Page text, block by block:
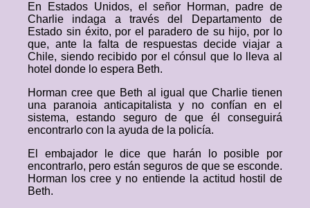
En Estados Unidos, el señor Horman, padre de
Charlie indaga a través del Departamento de
Estado sin éxito, por el paradero de su hijo, por lo
que, ante la falta de respuestas decide viajar a
Chile, siendo recibido por el cónsul que lo lleva al
hotel donde lo espera Beth.
Horman cree que Beth al igual que Charlie tienen
una paranoia anticapitalista y no confían en el
sistema, estando seguro de que él conseguirá
encontrarlo con la ayuda de la policía.
El embajador le dice que harán lo posible por
encontrarlo, pero están seguros de que se esconde.
Horman los cree y no entiende la actitud hostil de
Beth.